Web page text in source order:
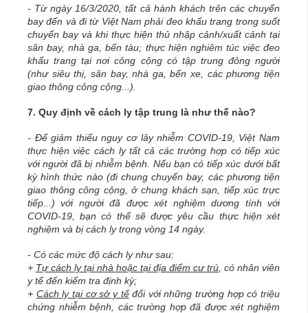
- Từ ngày 16/3/2020, tất cả hành khách trên các chuyến
bay đến và đi từ Việt Nam phải đeo khẩu trang trong suốt
chuyến bay và khi thực hiện thủ nhập cảnh/xuất cảnh tại
sân bay, nhà ga, bến tàu; thực hiện nghiêm túc việc đeo
khẩu trang tại nơi công cộng có tập trung đông người
(như siêu thị, sân bay, nhà ga, bến xe, các phương tiện
giao thông công cộng...).
7. Quy định về cách ly tập trung là như thế nào?
- Để giảm thiểu nguy cơ lây nhiễm COVID-19, Việt Nam
thực hiện việc cách ly tất cả các trường hợp có tiếp xúc
với người đã bị nhiễm bệnh. Nếu bạn có tiếp xúc dưới bất
kỳ hình thức nào (đi chung chuyến bay, các phương tiện
giao thông công cộng, ở chung khách sạn, tiếp xúc trực
tiếp...) với người đã được xét nghiệm dương tính với
COVID-19, bạn có thể sẽ được yêu cầu thực hiện xét
nghiệm và bị cách ly trong vòng 14 ngày.
- Có các mức độ cách ly như sau:
+ Tự cách ly tại nhà hoặc tại địa điểm cư trú , có nhân viên
y tế đến kiểm tra định kỳ;
+ Cách ly tại cơ sở y tếđối với những trường hợp có triệu
chứng nhiễm bệnh, các trường hợp đã được xét nghiệm